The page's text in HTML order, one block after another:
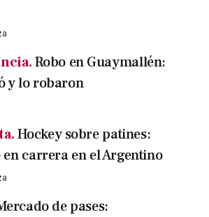
Robo en Guaymallén:
y lo robaron
Hockey sobre patines:
en carrera en el Argentino
de pases: